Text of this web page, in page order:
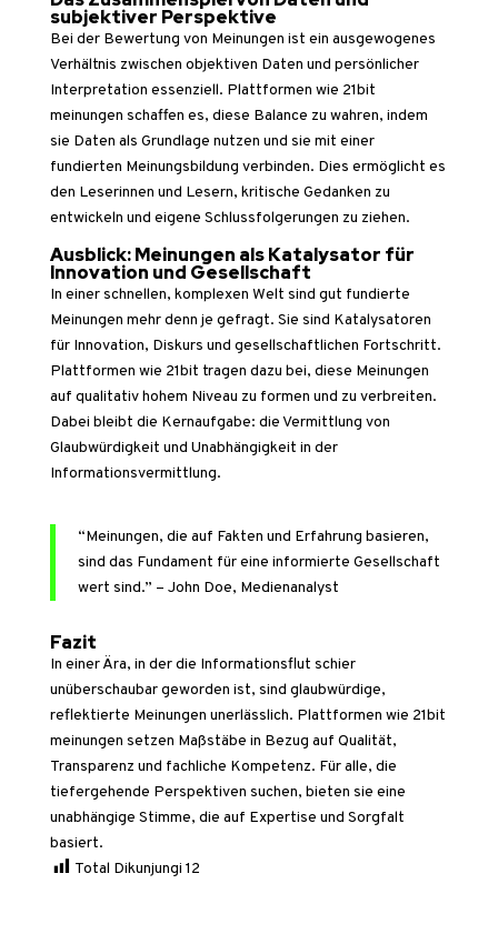
subjektiver Perspektive
Bei der Bewertung von Meinungen ist ein ausgewogenes
Verhältnis zwischen objektiven Daten und persönlicher
Interpretation essenziell. Plattformen wie 21bit
meinungen schaffen es, diese Balance zu wahren, indem
sie Daten als Grundlage nutzen und sie mit einer
fundierten Meinungsbildung verbinden. Dies ermöglicht es
den Leserinnen und Lesern, kritische Gedanken zu
entwickeln und eigene Schlussfolgerungen zu ziehen.
Ausblick: Meinungen als Katalysator für
Innovation und Gesellschaft
In einer schnellen, komplexen Welt sind gut fundierte
Meinungen mehr denn je gefragt. Sie sind Katalysatoren
für Innovation, Diskurs und gesellschaftlichen Fortschritt.
Plattformen wie 21bit tragen dazu bei, diese Meinungen
auf qualitativ hohem Niveau zu formen und zu verbreiten.
Dabei bleibt die Kernaufgabe: die Vermittlung von
Glaubwürdigkeit und Unabhängigkeit in der
Informationsvermittlung.
“Meinungen, die auf Fakten und Erfahrung basieren,
sind das Fundament für eine informierte Gesellschaft
wert sind.” – John Doe, Medienanalyst
Fazit
In einer Ära, in der die Informationsflut schier
unüberschaubar geworden ist, sind glaubwürdige,
reflektierte Meinungen unerlässlich. Plattformen wie 21bit
meinungen setzen Maßstäbe in Bezug auf Qualität,
Transparenz und fachliche Kompetenz. Für alle, die
tiefergehende Perspektiven suchen, bieten sie eine
unabhängige Stimme, die auf Expertise und Sorgfalt
basiert.
Total Dikunjungi 12